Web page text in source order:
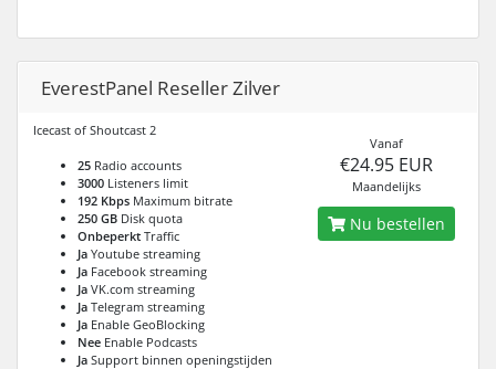
EverestPanel Reseller Zilver
Icecast of Shoutcast 2
25 Radio accounts
3000 Listeners limit
192 Kbps Maximum bitrate
250 GB Disk quota
Onbeperkt Traffic
Ja Youtube streaming
Ja Facebook streaming
Ja VK.com streaming
Ja Telegram streaming
Ja Enable GeoBlocking
Nee Enable Podcasts
Ja Support binnen openingstijden
Vanaf
€24.95 EUR
Maandelijks
Nu bestellen